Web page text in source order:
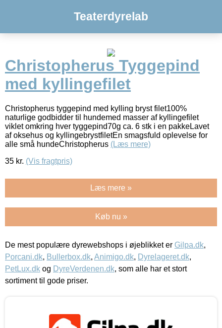
Teaterdyrelab
Christopherus Tyggepind
med kyllingefilet
Christopherus tyggepind med kylling bryst filet100%
naturlige godbidder til hundemed masser af kyllingefilet
viklet omkring hver tyggepind70g ca. 6 stk i en pakkeLavet
af oksehus og kyllingebrystfiletEn smagsfuld oplevelse for
alle små hundeChristopherus (Læs mere)
35 kr. (Vis fragtpris)
Læs mere »
Køb nu »
De mest populære dyrewebshops i øjeblikket er Gilpa.dk,
Porcani.dk, Bullerbox.dk, Animigo.dk, Dyrelageret.dk,
PetLux.dk og DyreVerdenen.dk, som alle har et stort
sortiment til gode priser.